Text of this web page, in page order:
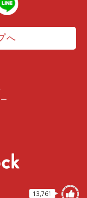
13,761
へ